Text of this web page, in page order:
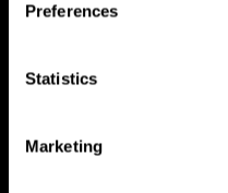
Preferences
Statistics
Marketing